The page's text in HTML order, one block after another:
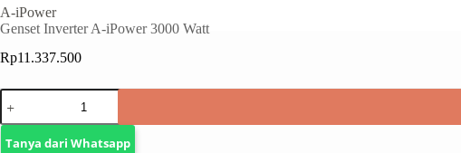
A-iPower
Genset Inverter A-iPower 3000 Watt
Rp11.337.500
Tanya dari Whatsapp